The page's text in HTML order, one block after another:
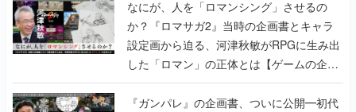
なにが、人を「ロマンシング」させるの
か？『ロマサガ2』当時の企画書とキャラ
設定画から迫る、河津秋敏がRPGに生み出
した「ロマン」の正体とは【ゲームの企画
書】
『ガンパレ』の企画書、ついに公開━初代